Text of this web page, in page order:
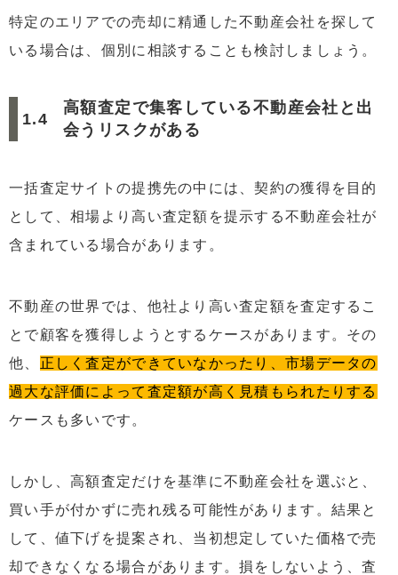
特定のエリアでの売却に精通した不動産会社を探して
いる場合は、個別に相談することも検討しましょう。
高額査定で集客している不動産会社と出
会うリスクがある
一括査定サイトの提携先の中には、契約の獲得を目的
として、相場より高い査定額を提示する不動産会社が
含まれている場合があります。
不動産の世界では、他社より高い査定額を査定するこ
とで顧客を獲得しようとするケースがあります。その
他、 正しく査定ができていなかったり、市場データの
過大な評価によって査定額が高く見積もられたりする
ケースも多いです。
しかし、高額査定だけを基準に不動産会社を選ぶと、
買い手が付かずに売れ残る可能性があります。結果と
して、値下げを提案され、当初想定していた価格で売
却できなくなる場合があります。損をしないよう、査